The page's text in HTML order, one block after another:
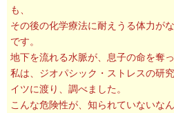
も、
その後の化学療法に耐えうる体力が
です。
地下を流れる水脈が、息子の命を奪
私は、ジオパシック・ストレスの研
イツに渡り、調べました。
こんな危険性が、知られていないな